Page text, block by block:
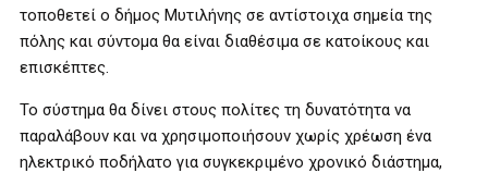
τοποθετεί ο δήμος Μυτιλήνης σε αντίστοιχα σημεία της
πόλης και σύντομα θα είναι διαθέσιμα σε κατοίκους και
επισκέπτες.
Το σύστημα θα δίνει στους πολίτες τη δυνατότητα να
παραλάβουν και να χρησιμοποιήσουν χωρίς χρέωση ένα
ηλεκτρικό ποδήλατο για συγκεκριμένο χρονικό διάστημα,